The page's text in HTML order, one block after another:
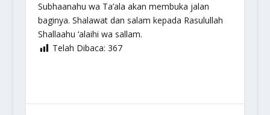
Subhaanahu wa Ta’ala akan membuka jalan
baginya. Shalawat dan salam kepada Rasulullah
Shallaahu ‘alaihi wa sallam.
Telah Dibaca: 367